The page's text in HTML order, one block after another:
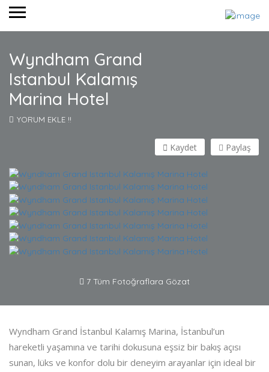
Wyndham Grand
Istanbul Kalamış
Marina Hotel
YORUM EKLE !!
Paylaş
Kaydet
7 Tüm Fotoğraflara Gözat
Wyndham Grand İstanbul Kalamış Marina, İstanbul’un
hareketli yaşamına ve tarihi dokusuna eşsiz bir bakış açısı
sunan, lüks ve konfor dolu bir deneyim arayanlar için ideal bir